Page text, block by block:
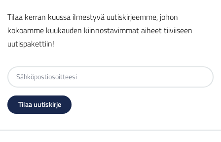
Tilaa kerran kuussa ilmestyvä uutiskirjeemme, johon
kokoamme kuukauden kiinnostavimmat aiheet tiiviiseen
uutispakettiin!